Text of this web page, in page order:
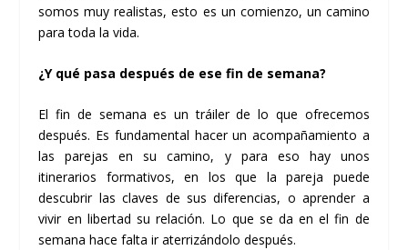
somos muy realistas, esto es un comienzo, un camino
para toda la vida.
¿Y qué pasa después de ese fin de semana?
El fin de semana es un tráiler de lo que ofrecemos
después. Es fundamental hacer un acompañamiento a
las parejas en su camino, y para eso hay unos
itinerarios formativos, en los que la pareja puede
descubrir las claves de sus diferencias, o aprender a
vivir en libertad su relación. Lo que se da en el fin de
semana hace falta ir aterrizándolo después.